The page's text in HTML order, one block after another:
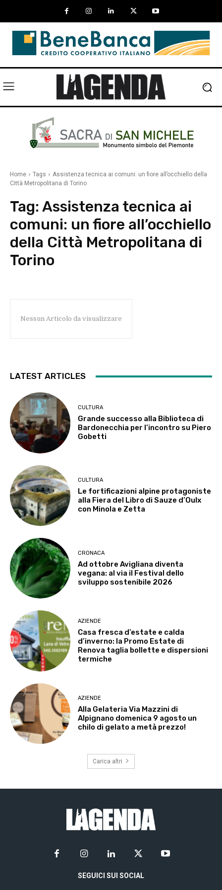
Home Tags
Assistenza tecnica ai comuni: un fiore all’occhiello della
Città Metropolitana di Torino
Tag: Assistenza tecnica ai
comuni: un fiore all’occhiello
della Città Metropolitana di
Torino
Nessun Articolo da visualizzare
LATEST ARTICLES
CULTURA
Grande successo alla Biblioteca di
Bardonecchia per l’incontro su Piero
Gobetti
CULTURA
Le fortificazioni alpine protagoniste
alla Fiera del Libro di Sauze d’Oulx
con Minola e Zetta
CRONACA
Ad ottobre Avigliana diventa
vegana: al via il Festival dello
sviluppo sostenibile 2026
AZIENDE
Casa fresca d’estate e calda
d’inverno: la Promo Estate di
Renova taglia bollette e dispersioni
termiche
AZIENDE
Alla Gelateria Via Mazzini di
Alpignano domenica 9 agosto un
chilo di gelato a metà prezzo!
Carica altri
SEGUICI SUI SOCIAL